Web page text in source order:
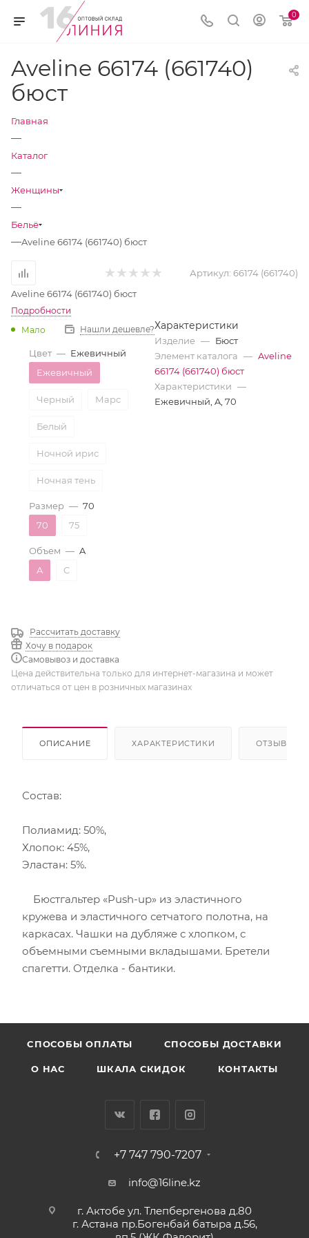
0
Aveline 66174 (661740)
бюст
Главная
—
Каталог
—
Женщины
—
Бельё
—Aveline 66174 (661740) бюст
Артикул: 66174 (661740)
Aveline 66174 (661740) бюст
Подробности
Мало
Нашли дешевле?
Цвет — Ежевичный
Ежевичный
Черный Марс
Белый
Ночной ирис
Ночная тень
Размер — 70
70
75
Объем — A
A
C
Рассчитать доставку
Хочу в подарок
Самовывоз и доставка
Характеристики
Изделие — Бюст
Элемент каталога — Aveline
66174 (661740) бюст
Характеристики —
Ежевичный, A, 70
Цена действительна только для интернет-магазина и может
отличаться от цен в розничных магазинах
ОПИСАНИЕ ХАРАКТЕРИСТИКИ ОТЗЫВЫ
Состав:
Полиамид: 50%,
Хлопок: 45%,
Эластан: 5%.
Бюстгальтер «Push-up» из эластичного
кружева и эластичного сетчатого полотна, на
каркасах. Чашки на дубляже с хлопком, с
объемными съемными вкладышами. Бретели
спагетти. Отделка - бантики.
CПОСОБЫ ОПЛАТЫ СПОСОБЫ ДОСТАВКИ
О НАС ШКАЛА СКИДОК КОНТАКТЫ
+7 747 790-7207
info@16line.kz
г. Актобе ул. Тлепбергенова д.80
г. Астана пр.Богенбай батыра д.56,